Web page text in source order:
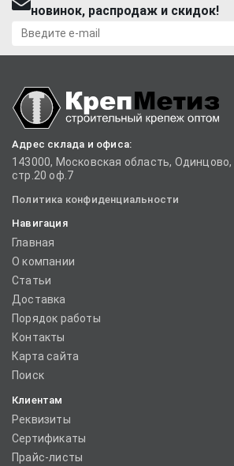
новинок, распродаж и скидок!
Адрес склада и офиса:
143000, Московская область, Одинцово,
стр.20 оф.7
Политика конфиденциальности
Навигация
Главная
О компании
Статьи
Доставка
Порядок работы
Контакты
Карта сайта
Поиск
Клиентам
Реквизиты
Сертификаты
Прайс-листы